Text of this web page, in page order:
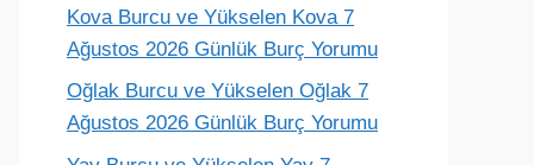
Kova Burcu ve Yükselen Kova 7
Ağustos 2026 Günlük Burç Yorumu
Oğlak Burcu ve Yükselen Oğlak 7
Ağustos 2026 Günlük Burç Yorumu